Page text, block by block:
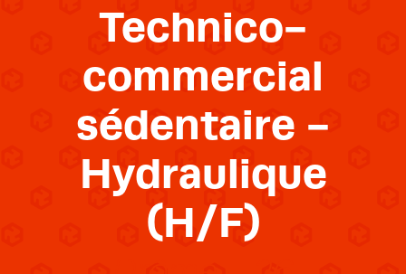
Technico-
commercial
sédentaire -
Hydraulique
(H/F)